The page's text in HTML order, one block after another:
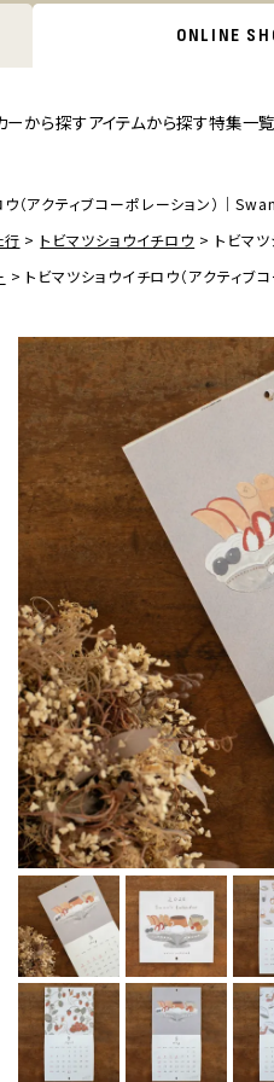
ONLINE
ーから探すアイテムから探す特集一覧
ウ（アクティブコーポレーション）｜
行 トビマツショウイチロウ
トビマ
トビマツショウイチロウ（アクティ